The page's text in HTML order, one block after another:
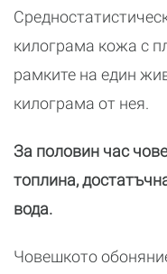
килограма кожа с
рамките на един
килограма от нея.
За половин час
топлина,
вода.
Човешкото